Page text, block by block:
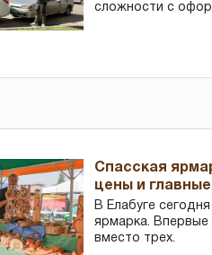
сложности с
Спасская
цены и
В Елабуге
ярмарка.
вместо трех.